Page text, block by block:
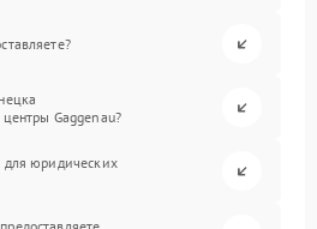
Gaggenau?
для юридических